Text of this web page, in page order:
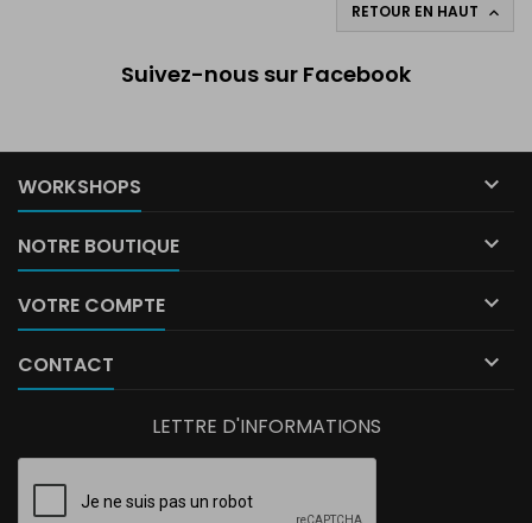
RETOUR EN HAUT 
Suivez-nous sur Facebook
WORKSHOPS 
NOTRE BOUTIQUE 
VOTRE COMPTE 
CONTACT 
LETTRE D'INFORMATIONS